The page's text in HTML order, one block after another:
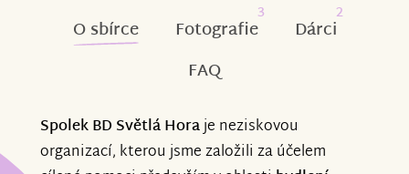
O sbírce Fotografie
3
Dárci
2
FAQ
Spolek BD Světlá Horaje neziskovou
organizací, kterou jsme založili za účelem